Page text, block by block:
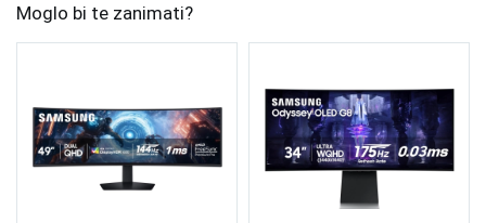
Moglo bi te zanimati?